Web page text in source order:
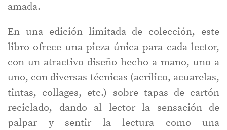
amada.
En una edición limitada de colección, este
libro ofrece una pieza única para cada lector,
con un atractivo diseño hecho a mano, uno a
uno, con diversas técnicas (acrílico, acuarelas,
tintas, collages, etc.) sobre tapas de cartón
reciclado, dando al lector la sensación de
palpar y sentir la lectura como una